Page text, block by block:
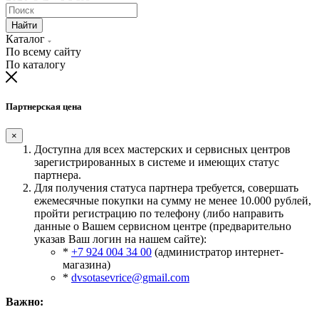
Найти
Каталог
По всему сайту
По каталогу
Партнерская цена
×
Доступна для всех мастерских и сервисных центров
зарегистрированных в системе и имеющих статус
партнера.
Для получения статуса партнера требуется, совершать
ежемесячные покупки на сумму не менее 10.000 рублей,
пройти регистрацию по телефону (либо направить
данные о Вашем сервисном центре (предварительно
указав Ваш логин на нашем сайте):
* +7 924 004 34 00 (администратор интернет-
магазина)
* dvsotasevrice@gmail.com
Важно: